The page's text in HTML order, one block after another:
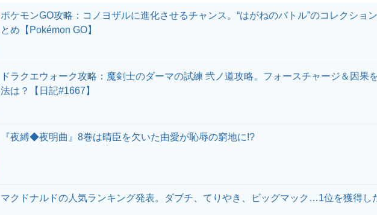
ポケモンGO攻略：コノヨザルに進化させるチャンス。“はがねのバトル”のコレクショ
とめ【Pokémon GO】
ドラクエウォーク攻略：魔剣士のダーマの試練 弐ノ道攻略。フォースチャージ＆因果
法は？【日記#1667】
『夜縛◆夜明曲』8巻は晴臣を欠いた由愛が恥辱の窮地に!?
マクドナルドの人気ランキング発表。ダブチ、てりやき、ビッグマック…1位を獲得し